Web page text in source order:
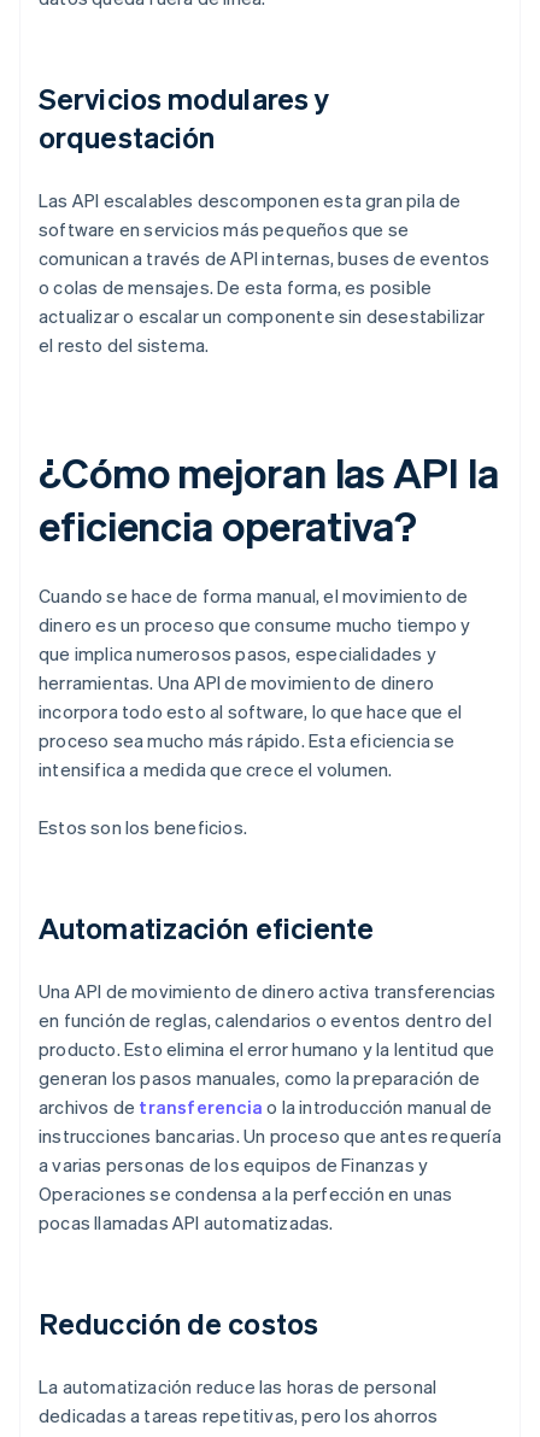
Servicios modulares y
orquestación
Las API escalables descomponen esta gran pila de
software en servicios más pequeños que se
comunican a través de API internas, buses de eventos
o colas de mensajes. De esta forma, es posible
actualizar o escalar un componente sin desestabilizar
el resto del sistema.
¿Cómo mejoran las API la
eficiencia operativa?
Cuando se hace de forma manual, el movimiento de
dinero es un proceso que consume mucho tiempo y
que implica numerosos pasos, especialidades y
herramientas. Una API de movimiento de dinero
incorpora todo esto al software, lo que hace que el
proceso sea mucho más rápido. Esta eficiencia se
intensifica a medida que crece el volumen.
Estos son los beneficios.
Automatización eficiente
Una API de movimiento de dinero activa transferencias
en función de reglas, calendarios o eventos dentro del
producto. Esto elimina el error humano y la lentitud que
generan los pasos manuales, como la preparación de
archivos de transferencia o la introducción manual de
instrucciones bancarias. Un proceso que antes requería
a varias personas de los equipos de Finanzas y
Operaciones se condensa a la perfección en unas
pocas llamadas API automatizadas.
Reducción de costos
La automatización reduce las horas de personal
dedicadas a tareas repetitivas, pero los ahorros